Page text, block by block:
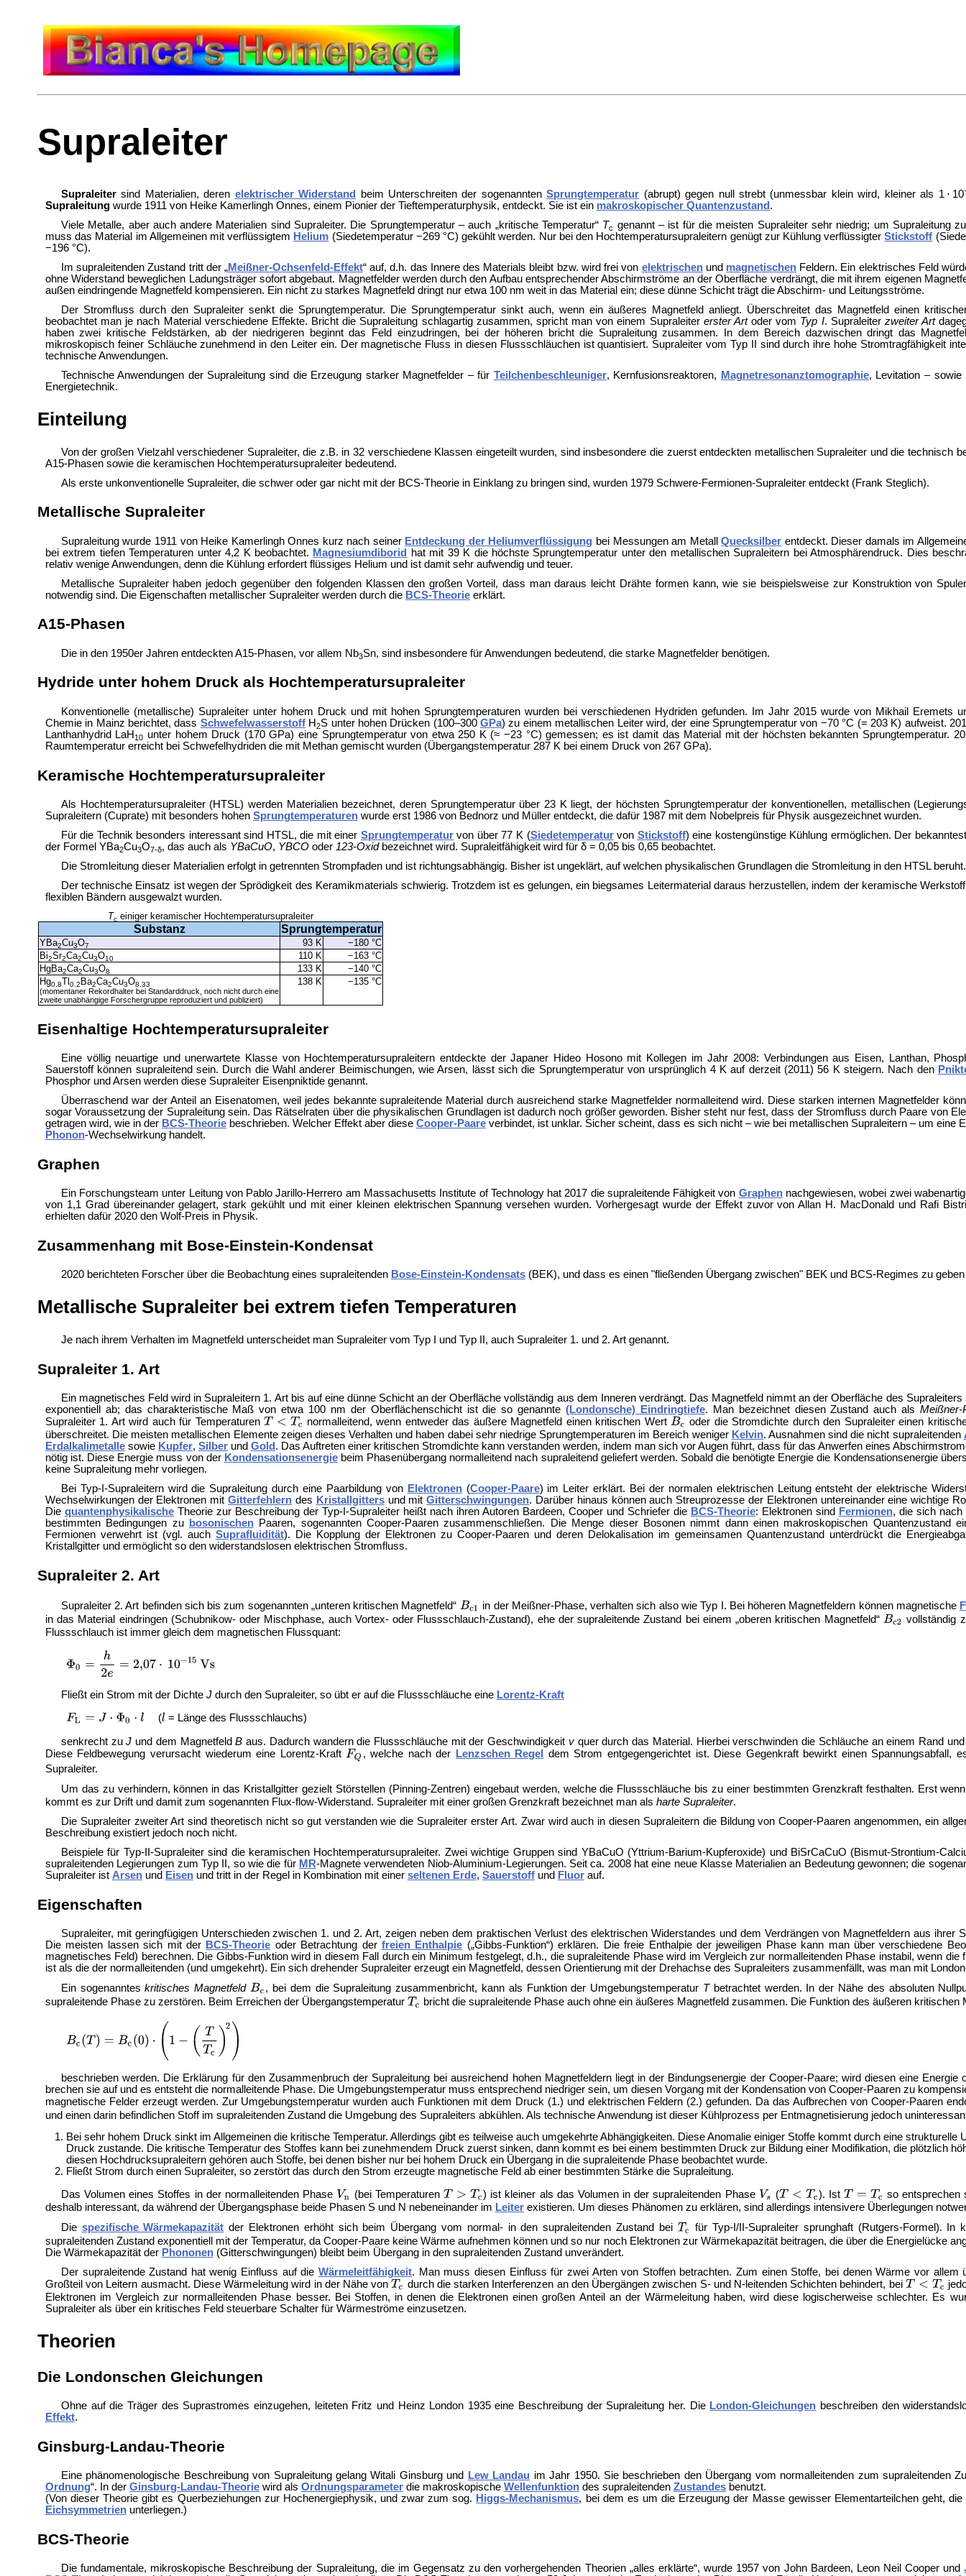
Supraleiter
Supraleitersind Materialien, deren elektrischer Widerstand beim Unterschreiten der sogenanntenSprungtemperatur (abrupt) gegen null strebt (unmessbar klein wird, kleiner als 1 ⋅ 10
Supraleitungwurde 1911 von Heike Kamerlingh Onnes, einem Pionier der Tieftemperaturphysik, entdeckt. Sie ist ein makroskopischer Quantenzustand .
Viele Metalle, aber auch andere Materialien sind Supraleiter. Die Sprungtemperatur – auch „kritische Temperatur“ Tc genannt – ist für die meisten Supraleiter sehr niedrig; um Supraleitung
muss das Material im Allgemeinen mit verflüssigtem Helium (Siedetemperatur −269 °C) gekühlt werden. Nur bei den Hochtemperatursupraleitern genügt zur Kühlung verflüssigterStickstoff
−196 °C).
Im supraleitenden Zustand tritt der „Meißner-Ochsenfeld-Effekt“ auf, d.h. das Innere des Materials bleibt bzw. wird frei von elektrischenund magnetischen Feldern. Ein elektrisches Feld
ohne Widerstand beweglichen Ladungsträger sofort abgebaut. Magnetfelder werden durch den Aufbau entsprechender Abschirmströme an der Oberfläche verdrängt, die mit ihrem eigenen
außen eindringende Magnetfeld kompensieren. Ein nicht zu starkes Magnetfeld dringt nur etwa 100 nm weit in das Material ein; diese dünne Schicht trägt die Abschirm- und Leitungsströme.
Der Stromfluss durch den Supraleiter senkt die Sprungtemperatur. Die Sprungtemperatur sinkt auch, wenn ein äußeres Magnetfeld anliegt. Überschreitet das Magnetfeld einen
beobachtet man je nach Material verschiedene Effekte. Bricht die Supraleitung schlagartig zusammen, spricht man von einem Supraleiter erster Artoder vom Typ I. Supraleiter zweiter Art
haben zwei kritische Feldstärken, ab der niedrigeren beginnt das Feld einzudringen, bei der höheren bricht die Supraleitung zusammen. In dem Bereich dazwischen dringt das
mikroskopisch feiner Schläuche zunehmend in den Leiter ein. Der magnetische Fluss in diesen Flussschläuchen ist quantisiert. Supraleiter vom Typ II sind durch ihre hohe Stromtragfähigkeit
technische Anwendungen.
Technische Anwendungen der Supraleitung sind die Erzeugung starker Magnetfelder – für Teilchenbeschleuniger, Kernfusionsreaktoren, Magnetresonanztomographie, Levitation –
Energietechnik.
Einteilung
Von der großen Vielzahl verschiedener Supraleiter, die z.B. in 32 verschiedene Klassen eingeteilt wurden, sind insbesondere die zuerst entdeckten metallischen Supraleiter und die technisch
A15-Phasen sowie die keramischen Hochtemperatursupraleiter bedeutend.
Als erste unkonventionelle Supraleiter, die schwer oder gar nicht mit der BCS-Theorie in Einklang zu bringen sind, wurden 1979 Schwere-Fermionen-Supraleiter entdeckt (Frank Steglich).
Metallische Supraleiter
Supraleitung wurde 1911 von Heike Kamerlingh Onnes kurz nach seiner Entdeckung der Heliumverflüssigung bei Messungen am MetallQuecksilber entdeckt. Dieser damals im
bei extrem tiefen Temperaturen unter 4,2 K beobachtet. Magnesiumdiborid
hat mit 39 K die höchste Sprungtemperatur unter den metallischen Supraleitern bei Atmosphärendruck. Dies
relativ wenige Anwendungen, denn die Kühlung erfordert flüssiges Helium und ist damit sehr aufwendig und teuer.
Metallische Supraleiter haben jedoch gegenüber den folgenden Klassen den großen Vorteil, dass man daraus leicht Drähte formen kann, wie sie beispielsweise zur Konstruktion von
notwendig sind. Die Eigenschaften metallischer Supraleiter werden durch die BCS-Theorieerklärt.
A15-Phasen
Die in den 1950er Jahren entdecktenA15-Phasen, vor allem Nb3Sn, sind insbesondere für Anwendungen bedeutend, die starke Magnetfelder benötigen.
Hydride unter hohem Druck als Hochtemperatursupraleiter
Konventionelle (metallische) Supraleiter unter hohem Druck und mit hohen Sprungtemperaturen wurden bei verschiedenen Hydriden gefunden. Im Jahr 2015 wurde von Mikhail Eremets
Chemie in Mainz berichtet, dass SchwefelwasserstoffH2S unter hohen Drücken (100–300GPa) zu einem metallischen Leiter wird, der eine Sprungtemperatur von −70 °C (= 203 K) aufweist.
Lanthanhydrid LaH 10 unter hohem Druck (170 GPa) eine Sprungtemperatur von etwa 250 K (≈ −23 °C) gemessen; es ist damit das Material mit der höchsten bekannten Sprungtemperatur.
Raumtemperatur erreicht bei Schwefelhydriden die mit Methan gemischt wurden (Übergangstemperatur 287 K bei einem Druck von 267 GPa).
Keramische Hochtemperatursupraleiter
Als Hochtemperatursupraleiter (HTSL) werden Materialien bezeichnet, deren Sprungtemperatur über 23 K liegt, der höchsten Sprungtemperatur der konventionellen, metallischen
Supraleitern (Cuprate) mit besonders hohen Sprungtemperaturenwurde erst 1986 von Bednorz und Müller entdeckt, die dafür 1987 mit dem Nobelpreis für Physik ausgezeichnet wurden.
Für die Technik besonders interessant sind HTSL, die mit einer Sprungtemperaturvon über 77 K (Siedetemperaturvon Stickstoff) eine kostengünstige Kühlung ermöglichen. Der
der Formel YBa2Cu3O7-δ, das auch als YBaCuO, YBCOoder 123-Oxidbezeichnet wird. Supraleitfähigkeit wird für δ = 0,05 bis 0,65 beobachtet.
Die Stromleitung dieser Materialien erfolgt in getrennten Strompfaden und ist richtungsabhängig. Bisher ist ungeklärt, auf welchen physikalischen Grundlagen die Stromleitung in den HTSL beruht.
Der technische Einsatz ist wegen der Sprödigkeit des Keramikmaterials schwierig. Trotzdem ist es gelungen, ein biegsames Leitermaterial daraus herzustellen, indem der keramische
flexiblen Bändern ausgewalzt wurden.
Tc einiger keramischer Hochtemperatursupraleiter
Substanz Sprungtemperatur
YBa2Cu3O7 93 K
−180 °C
Bi2Sr2Ca2Cu3O10 110 K
−163 °C
HgBa2Ca2Cu3O8 133 K
−140 °C
Hg0.8Tl0.2 Ba2Ca2Cu3O8.33
(momentaner Rekordhalter bei Standarddruck, noch nicht durch eine
zweite unabhängige Forschergruppe reproduziert und publiziert)
138 K −135 °C
Eisenhaltige Hochtemperatursupraleiter
Eine völlig neuartige und unerwartete Klasse von Hochtemperatursupraleitern entdeckte der Japaner Hideo Hosono mit Kollegen im Jahr 2008: Verbindungen aus Eisen, Lanthan,
Sauerstoff können supraleitend sein. Durch die Wahl anderer Beimischungen, wie Arsen, lässt sich die Sprungtemperatur von ursprünglich 4 K auf derzeit (2011) 56 K steigern. Nach den
Phosphor und Arsen werden diese Supraleiter Eisenpniktide genannt.
Überraschend war der Anteil an Eisenatomen, weil jedes bekannte supraleitende Material durch ausreichend starke Magnetfelder normalleitend wird. Diese starken internen Magnetfelder
sogar Voraussetzung der Supraleitung sein. Das Rätselraten über die physikalischen Grundlagen ist dadurch noch größer geworden. Bisher steht nur fest, dass der Stromfluss durch Paare von
getragen wird, wie in der BCS-Theoriebeschrieben. Welcher Effekt aber diese Cooper-Paareverbindet, ist unklar. Sicher scheint, dass es sich nicht – wie bei metallischen Supraleitern – um eine
Phonon-Wechselwirkung handelt.
Graphen
Ein Forschungsteam unter Leitung von Pablo Jarillo-Herrero am Massachusetts Institute of Technology hat 2017 die supraleitende Fähigkeit von Graphennachgewiesen, wobei zwei
von 1,1 Grad übereinander gelagert, stark gekühlt und mit einer kleinen elektrischen Spannung versehen wurden. Vorhergesagt wurde der Effekt zuvor von Allan H. MacDonald und Rafi
erhielten dafür 2020 den Wolf-Preis in Physik.
Zusammenhang mit Bose-Einstein-Kondensat
2020 berichteten Forscher über die Beobachtung eines supraleitenden Bose-Einstein-Kondensats(BEK), und dass es einen "fließenden Übergang zwischen" BEK und BCS-Regimes zu
Metallische Supraleiter bei extrem tiefen Temperaturen
Je nach ihrem Verhalten im Magnetfeld unterscheidet man Supraleiter vom Typ I und Typ II, auch Supraleiter 1. und 2. Art genannt.
Supraleiter 1. Art
Ein magnetisches Feld wird in Supraleitern 1. Art bis auf eine dünne Schicht an der Oberfläche vollständig aus dem Inneren verdrängt. Das Magnetfeld nimmt an der Oberfläche des
exponentiell ab; das charakteristische Maß von etwa 100 nm der Oberflächenschicht ist die so genannte (Londonsche) Eindringtiefe. Man bezeichnet diesen Zustand auch als Meißner-
Supraleiter 1. Art wird auch für Temperaturen
normalleitend, wenn entweder das äußere Magnetfeld einen kritischen Wert
oder die Stromdichte durch den Supraleiter einen
überschreitet. Die meisten metallischen Elemente zeigen dieses Verhalten und haben dabei sehr niedrige Sprungtemperaturen im Bereich weniger Kelvin. Ausnahmen sind die nicht supraleitenden
Erdalkalimetallesowie Kupfer, Silberund Gold . Das Auftreten einer kritischen Stromdichte kann verstanden werden, indem man sich vor Augen führt, dass für das Anwerfen eines
nötig ist. Diese Energie muss von der Kondensationsenergiebeim Phasenübergang normalleitend nach supraleitend geliefert werden. Sobald die benötigte Energie die Kondensationsenergie
keine Supraleitung mehr vorliegen.
Bei Typ-I-Supraleitern wird die Supraleitung durch eine Paarbildung von Elektronen(Cooper-Paare) im Leiter erklärt. Bei der normalen elektrischen Leitung entsteht der elektrische
Wechselwirkungen der Elektronen mitGitterfehlern des Kristallgittersund mitGitterschwingungen. Darüber hinaus können auch Streuprozesse der Elektronen untereinander eine wichtige
Die quantenphysikalischeTheorie zur Beschreibung der Typ-I-Supraleiter heißt nach ihren Autoren Bardeen, Cooper und Schriefer die BCS-Theorie: Elektronen sind Fermionen, die sich nach
bestimmten Bedingungen zu
bosonischenPaaren, sogenannten Cooper-Paaren zusammenschließen. Die Menge dieser Bosonen nimmt dann einen makroskopischen Quantenzustand
Fermionen verwehrt ist (vgl. auch Suprafluidität). Die Kopplung der Elektronen zu Cooper-Paaren und deren Delokalisation im gemeinsamen Quantenzustand unterdrückt die
Kristallgitter und ermöglicht so den widerstandslosen elektrischen Stromfluss.
Supraleiter 2. Art
Supraleiter 2. Art befinden sich bis zum sogenannten „unteren kritischen Magnetfeld“ in der Meißner-Phase, verhalten sich also wie Typ I. Bei höheren Magnetfeldern können magnetische
in das Material eindringen (Schubnikow- oder Mischphase, auch Vortex- oder Flussschlauch-Zustand), ehe der supraleitende Zustand bei einem „oberen kritischen Magnetfeld“
vollständig
Flussschlauch ist immer gleich dem magnetischen Flussquant:
Fließt ein Strom mit der Dichte Jdurch den Supraleiter, so übt er auf die Flussschläuche eine Lorentz-Kraft
( = Länge des Flussschlauchs)
senkrecht zuJ und dem MagnetfeldB aus. Dadurch wandern die Flussschläuche mit der Geschwindigkeit vquer durch das Material. Hierbei verschwinden die Schläuche an einem Rand
Diese Feldbewegung verursacht wiederum eine Lorentz-Kraft
, welche nach der Lenzschen Regel
dem Strom entgegengerichtet ist. Diese Gegenkraft bewirkt einen Spannungsabfall,
Supraleiter.
Um das zu verhindern, können in das Kristallgitter gezielt Störstellen (Pinning-Zentren) eingebaut werden, welche die Flussschläuche bis zu einer bestimmten Grenzkraft festhalten. Erst
kommt es zur Drift und damit zum sogenannten Flux-flow-Widerstand. Supraleiter mit einer großen Grenzkraft bezeichnet man als harte Supraleiter.
Die Supraleiter zweiter Art sind theoretisch nicht so gut verstanden wie die Supraleiter erster Art. Zwar wird auch in diesen Supraleitern die Bildung von Cooper-Paaren angenommen, ein
Beschreibung existiert jedoch noch nicht.
Beispiele für Typ-II-Supraleiter sind die keramischen Hochtemperatursupraleiter. Zwei wichtige Gruppen sind YBaCuO (Yttrium-Barium-Kupferoxide) und BiSrCaCuO (Bismut-Strontium-
supraleitenden Legierungen zum Typ II, so wie die für MR-Magnete verwendeten Niob-Aluminium-Legierungen. Seit ca. 2008 hat eine neue Klasse Materialien an Bedeutung gewonnen; die
Supraleiter ist Arsenund Eisenund tritt in der Regel in Kombination mit einer seltenen Erde, Sauerstoffund Fluorauf.
Eigenschaften
Supraleiter, mit geringfügigen Unterschieden zwischen 1. und 2. Art, zeigen neben dem praktischen Verlust des elektrischen Widerstandes und dem Verdrängen von Magnetfeldern aus ihrer
Die meisten lassen sich mit der BCS-Theorie oder Betrachtung derfreien Enthalpie („Gibbs-Funktion“) erklären. Die freie Enthalpie der jeweiligen Phase kann man über verschiedene
magnetisches Feld) berechnen. Die Gibbs-Funktion wird in diesem Fall durch ein Minimum festgelegt, d.h., die supraleitende Phase wird im Vergleich zur normalleitenden Phase instabil, wenn die
ist als die der normalleitenden (und umgekehrt). Ein sich drehender Supraleiter erzeugt ein Magnetfeld, dessen Orientierung mit der Drehachse des Supraleiters zusammenfällt, was man mit
Ein sogenannteskritisches Magnetfeld , bei dem die Supraleitung zusammenbricht, kann als Funktion der Umgebungstemperatur Tbetrachtet werden. In der Nähe des absoluten
supraleitende Phase zu zerstören. Beim Erreichen der Übergangstemperatur
bricht die supraleitende Phase auch ohne ein äußeres Magnetfeld zusammen. Die Funktion des äußeren kritischen
beschrieben werden. Die Erklärung für den Zusammenbruch der Supraleitung bei ausreichend hohen Magnetfeldern liegt in der Bindungsenergie der Cooper-Paare; wird diesen eine Energie
brechen sie auf und es entsteht die normalleitende Phase. Die Umgebungstemperatur muss entsprechend niedriger sein, um diesen Vorgang mit der Kondensation von Cooper-Paaren zu
magnetische Felder erzeugt werden. Zur Umgebungstemperatur wurden auch Funktionen mit dem Druck (1.) und elektrischen Feldern (2.) gefunden. Da das Aufbrechen von Cooper-Paaren
und einen darin befindlichen Stoff im supraleitenden Zustand die Umgebung des Supraleiters abkühlen. Als technische Anwendung ist dieser Kühlprozess per Entmagnetisierung jedoch
Bei sehr hohem Druck sinkt im Allgemeinen die kritische Temperatur. Allerdings gibt es teilweise auch umgekehrte Abhängigkeiten. Diese Anomalie einiger Stoffe kommt durch eine strukturelle
Druck zustande. Die kritische Temperatur des Stoffes kann bei zunehmendem Druck zuerst sinken, dann kommt es bei einem bestimmten Druck zur Bildung einer Modifikation, die plötzlich
diesen Hochdrucksupraleitern gehören auch Stoffe, bei denen bisher nur bei hohem Druck ein Übergang in die supraleitende Phase beobachtet wurde.
Fließt Strom durch einen Supraleiter, so zerstört das durch den Strom erzeugte magnetische Feld ab einer bestimmten Stärke die Supraleitung.
Das Volumen eines Stoffes in der normalleitenden Phase
(bei Temperaturen ) ist kleiner als das Volumen in der supraleitenden Phase ( ). Ist
so entsprechen
deshalb interessant, da während der Übergangsphase beide Phasen S und N nebeneinander im Leiterexistieren. Um dieses Phänomen zu erklären, sind allerdings intensivere Überlegungen
Die spezifische Wärmekapazität der Elektronen erhöht sich beim Übergang vom normal- in den supraleitenden Zustand bei für Typ-I/II-Supraleiter sprunghaft (Rutgers-Formel). In
supraleitenden Zustand exponentiell mit der Temperatur, da Cooper-Paare keine Wärme aufnehmen können und so nur noch Elektronen zur Wärmekapazität beitragen, die über die Energielücke
Die Wärmekapazität der Phononen(Gitterschwingungen) bleibt beim Übergang in den supraleitenden Zustand unverändert.
Der supraleitende Zustand hat wenig Einfluss auf dieWärmeleitfähigkeit. Man muss diesen Einfluss für zwei Arten von Stoffen betrachten. Zum einen Stoffe, bei denen Wärme vor allem
Großteil von Leitern ausmacht. Diese Wärmeleitung wird in der Nähe von
durch die starken Interferenzen an den Übergängen zwischen S- und N-leitenden Schichten behindert, bei
Elektronen im Vergleich zur normalleitenden Phase besser. Bei Stoffen, in denen die Elektronen einen großen Anteil an der Wärmeleitung haben, wird diese logischerweise schlechter. Es
Supraleiter als über ein kritisches Feld steuerbare Schalter für Wärmeströme einzusetzen.
Theorien
Die Londonschen Gleichungen
Ohne auf die Träger des Suprastromes einzugehen, leiteten Fritz und Heinz London 1935 eine Beschreibung der Supraleitung her. Die London-Gleichungen beschreiben den
Effekt.
Ginsburg-Landau-Theorie
Eine phänomenologische Beschreibung von Supraleitung gelangWitali Ginsburg und Lew Landau im Jahr 1950. Sie beschrieben den Übergang vom normalleitenden zum supraleitenden
Ordnung“. In der Ginsburg-Landau-Theoriewird als Ordnungsparameterdie makroskopische Wellenfunktiondes supraleitenden Zustandesbenutzt.
(Von dieser Theorie gibt es Querbeziehungen zur Hochenergiephysik, und zwar zum sog. Higgs-Mechanismus, bei dem es um die Erzeugung der Masse gewisser Elementarteilchen geht,
Eichsymmetrienunterliegen.)
BCS-Theorie
Die fundamentale, mikroskopische Beschreibung der Supraleitung, die im Gegensatz zu den vorhergehenden Theorien „alles erklärte“, wurde 1957 von John Bardeen, Leon Neil Cooper und